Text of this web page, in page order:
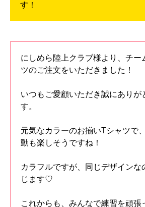
す！
にしめら陸上クラブ様より、チー
ツのご注文をいただきました！
いつもご愛顧いただき誠にありが
す。
元気なカラーのお揃いTシャツで
動も楽しそうですね！
カラフルですが、同じデザインな
じます♡
これからも、みんなで練習を頑張